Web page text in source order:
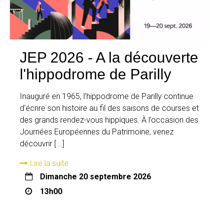
JEP 2026 - A la découverte
l'hippodrome de Parilly
Inauguré en 1965, l’hippodrome de Parilly continue
d’écrire son histoire au fil des saisons de courses et
des grands rendez-vous hippiques. À l’occasion des
Journées Européennes du Patrimoine, venez
découvrir [...]
Lire la suite
dimanche 20 septembre 2026
13h00